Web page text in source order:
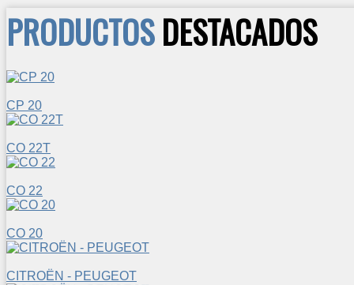
PRODUCTOSDESTACADOS
CP 20
CO 22T
CO 22
CO 20
CITROËN - PEUGEOT